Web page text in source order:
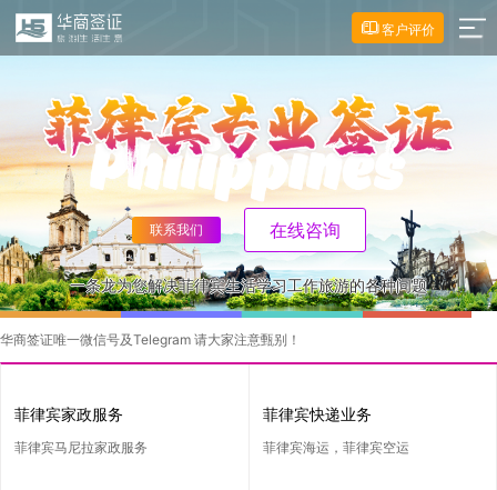
客户评价
联系我们 在线咨询
一条龙为您解决菲律宾生活学习工作旅游的各种问题
华商签证唯一微信号及Telegram 请大家注意甄别！
菲律宾家政服务
菲律宾马尼拉家政服务
菲律宾快递业务
菲律宾海运，菲律宾空运